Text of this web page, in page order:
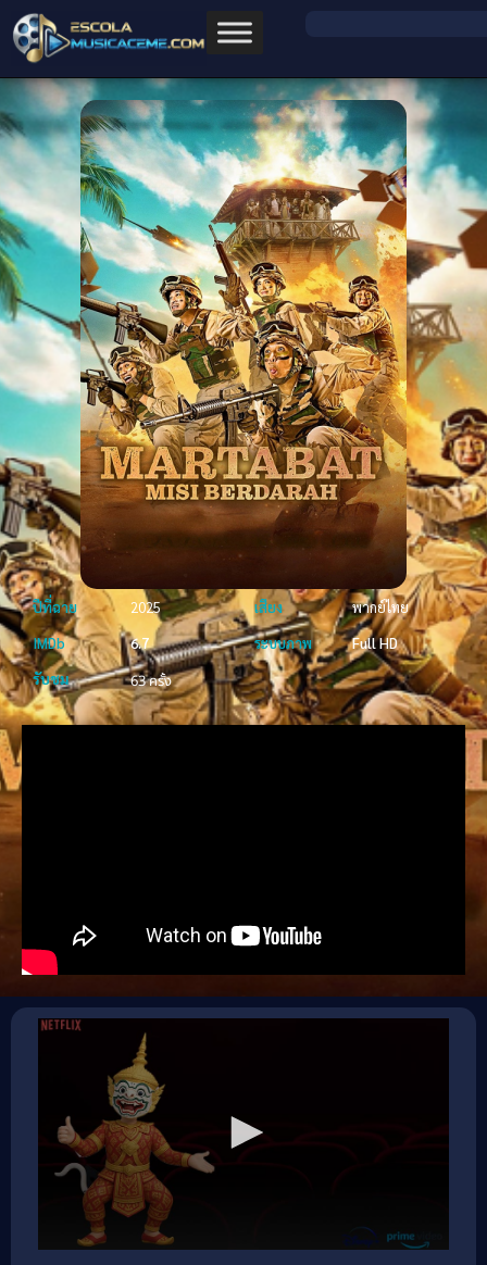
ปีที่ฉาย 2025 เสียง
พากย์ไทย
IMDb
6.7 ระบบภาพ
Full HD
รับชม
63 ครั้ง